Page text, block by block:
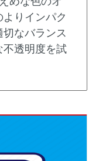
りインパク
切なバランス
不透明度を試